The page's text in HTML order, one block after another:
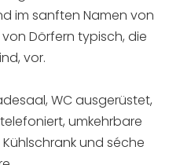
im sanften Namen von
Dörfern typisch, die
vor.
WC ausgerüstet,
umkehrbare
und séche